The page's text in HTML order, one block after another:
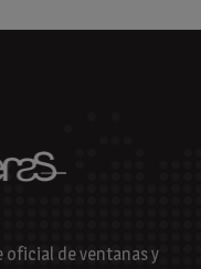
oficial de ventanas y